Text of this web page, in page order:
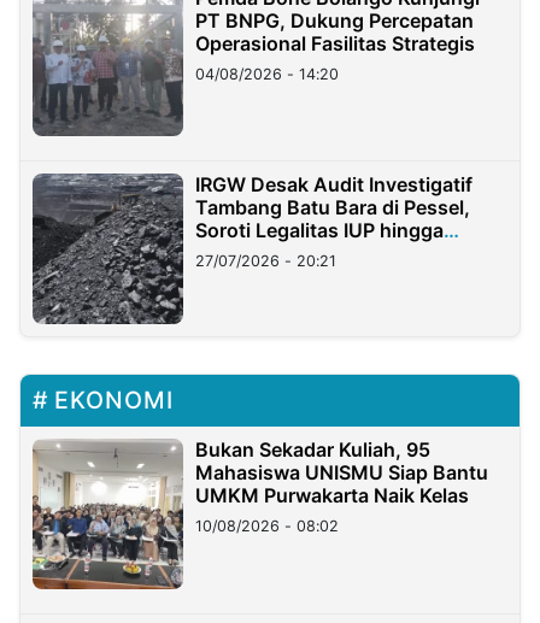
PT BNPG, Dukung Percepatan
Operasional Fasilitas Strategis
04/08/2026 - 14:20
IRGW Desak Audit Investigatif
Tambang Batu Bara di Pessel,
Soroti Legalitas IUP hingga
Stockpile
27/07/2026 - 20:21
EKONOMI
Bukan Sekadar Kuliah, 95
Mahasiswa UNISMU Siap Bantu
UMKM Purwakarta Naik Kelas
10/08/2026 - 08:02